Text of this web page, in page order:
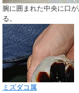
腕に囲まれた中央に口が
る。
ミズダコ属